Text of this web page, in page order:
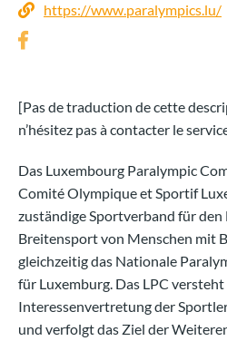
https://www.paralympics.lu/
[Pas de traduction de cette
n’hésitez pas à contacter le
Das Luxembourg Paralympic
Comité Olympique et Sportif
zuständige Sportverband für den
Breitensport von Menschen mit
gleichzeitig das Nationale
für Luxemburg. Das LPC versteht
Interessenvertretung der
und verfolgt das Ziel der